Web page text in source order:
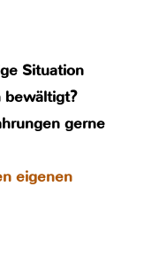
Situation
bewältigt?
gerne
eigenen